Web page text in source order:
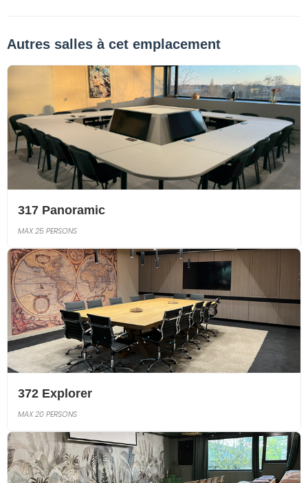
Autres salles à cet emplacement
317 Panoramic
MAX 25 PERSONS
372 Explorer
MAX 20 PERSONS